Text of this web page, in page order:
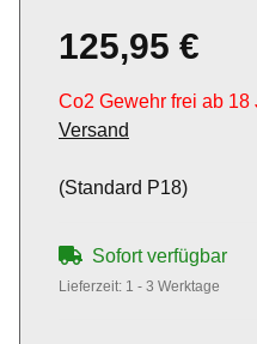
125,95 €
Co2 Gewehr frei ab 18
Versand
(Standard P18)
Sofort verfügbar
Lieferzeit: 1 - 3 Werktage